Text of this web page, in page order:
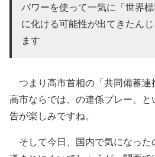
パワーを使って一気に「世界標
に化ける可能性が出てきたん
ます
つまり高市首相の「共同備蓄連
高市ならでは、の連係プレー、
告が楽しみですね。
そして今日、国内で気になった